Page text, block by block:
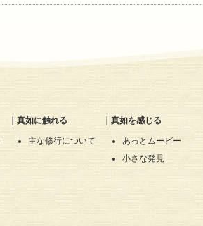
真如に触れる
主な修行について
真如を感じる
あっとムービー
小さな発見